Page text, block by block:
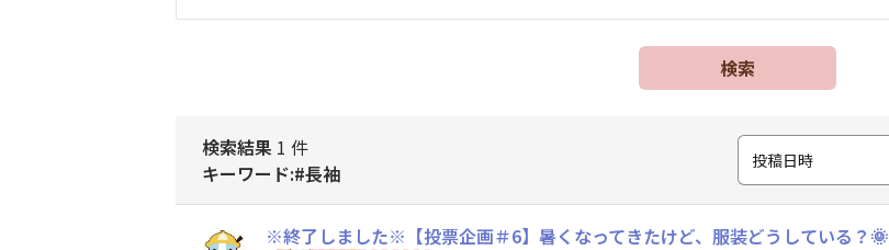
検索
検索結果 1 件
キーワード:#長袖
投稿日時
※終了しました※【投票企画＃6】暑くなってきたけど、服装どうしている？🌞